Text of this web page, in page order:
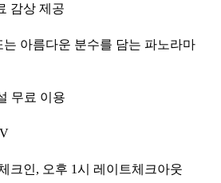
감상 제공
는 아름다운 분수를 담는 파노라마
무료 이용
크인, 오후 1시 레이트체크아웃